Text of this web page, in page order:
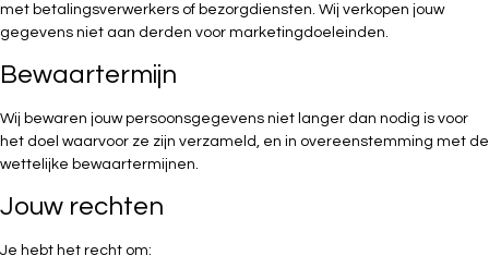
met betalingsverwerkers of bezorgdiensten. Wij verkopen jouw
gegevens niet aan derden voor marketingdoeleinden.
Bewaartermijn
Wij bewaren jouw persoonsgegevens niet langer dan nodig is voor
het doel waarvoor ze zijn verzameld, en in overeenstemming met de
wettelijke bewaartermijnen.
Jouw rechten
Je hebt het recht om: